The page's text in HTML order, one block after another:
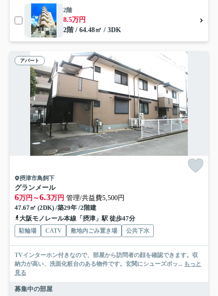
2階
8.5万円
2階 / 64.48㎡ / 3DK
アパート
摂津市鳥飼下
グランメール
6万円～6.3万円 管理/共益費5,500円
47.67㎡ (2DK) /築29年 /2階建
大阪モノレール本線「摂津」駅 徒歩47分
駐輪場 CATV 敷地内ごみ置き場 公共下水
TVインターホン付きなので、部屋から訪問者の顔を確認できます。収
納力が高い、洗面化粧台のある物件です。玄関にシューズボッ... もっと
見る
募集中の部屋